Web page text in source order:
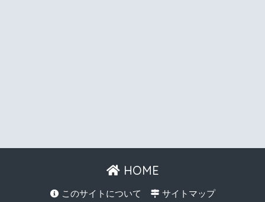
HOME
このサイトについて サイトマップ